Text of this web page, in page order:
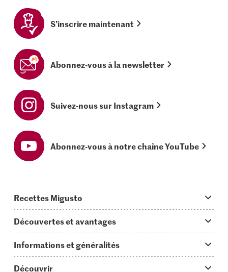
S’inscrire maintenant
Abonnez-vous à la newsletter
Suivez-nous sur Instagram
Abonnez-vous à notre chaîne YouTube
Recettes Migusto
Idées de menus
Plats principaux
Découvertes et avantages
On en parle...
Informations et généralités
Découvrir